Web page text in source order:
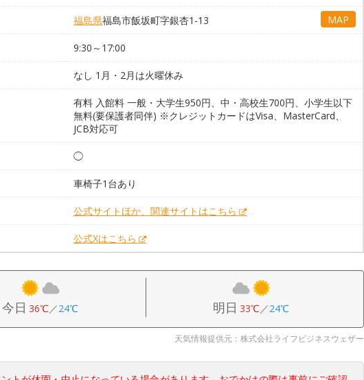
福島県福島市飯坂町字銀杏1-13 MAP
9:30～17:00
なし 1月・2月は火曜休み
有料 入館料 一般・大学生950円、中・高校生700円、小学生以下
無料(要保護者同伴) ※クレジットカードはVisa、MasterCard、
JCB対応可
◯
車椅子1台あり
公式サイトほか、関連サイトはこちら
公式Xはこちら
今日 36℃／24℃ 明日 33℃／24℃
天気情報提供元：株式会社ライフビジネスウェザー